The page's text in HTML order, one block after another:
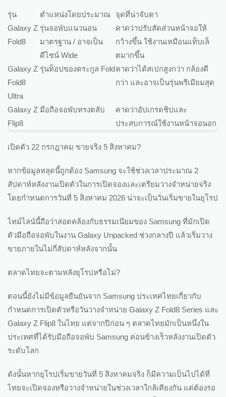
รุ่น ตำแหน่งโดยประมาณ
จุดที่น่าจับตา
Galaxy Z
Fold8
รุ่นจอพับแนวนอน
มาตรฐาน / อาจเป็น
ดีไซน์ Wide
คาดว่าปรับสัดส่วนหน้าจอให้
กว้างขึ้น ใช้งานเหมือนแท็บเล็
ตมากขึ้น
Galaxy Z
Fold8
Ultra
รุ่นท็อปของตระกูล Foldคาดว่าได้สเปกสูงกว่า กล้องดี
กว่า และอาจเป็นรุ่นพรีเมียมสุด
Galaxy Z
Flip8
มือถือจอพับทรงตลับ
คาดว่าอัปเกรดชิปและ
ประสบการณ์ใช้งานหน้าจอนอก
เปิดตัว 22 กรกฎาคม ขายจริง 5 สิงหาคม?
หากข้อมูลหลุดนี้ถูกต้อง Samsung จะใช้ช่วงเวลาประมาณ 2
สัปดาห์หลังงานเปิดตัวในการเปิดจองและเตรียมวางจำหน่ายจริง
โดยกำหนดการวันที่ 5 สิงหาคม 2026 น่าจะเป็นวันเริ่มขายในยุโรป
ไทม์ไลน์นี้ถือว่าสอดคล้องกับธรรมเนียมของ Samsung ที่มักเปิด
ตัวมือถือจอพับในงาน Galaxy Unpacked ช่วงกลางปี แล้วเริ่มวาง
ขายภายในไม่กี่สัปดาห์หลังจากนั้น
ตลาดไทยจะตามหลังยุโรปหรือไม่?
ตอนนี้ยังไม่มีข้อมูลยืนยันจาก Samsung ประเทศไทยเกี่ยวกับ
กำหนดการเปิดตัวหรือวันวางจำหน่าย Galaxy Z Fold8 Series และ
Galaxy Z Flip8 ในไทย แต่จากปีก่อน ๆ ตลาดไทยมักเป็นหนึ่งใน
ประเทศที่ได้รับมือถือจอพับ Samsung ค่อนข้างเร็วหลังงานเปิดตัว
ระดับโลก
ดังนั้นหากยุโรปเริ่มขายวันที่ 5 สิงหาคมจริง ก็มีความเป็นไปได้ที่
ไทยจะเปิดจองหรือวางจำหน่ายในช่วงเวลาใกล้เคียงกัน แต่ต้องรอ